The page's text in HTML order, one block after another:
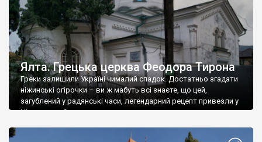
Ялта. Грецька церква Феодора Тирона
Греки залишили Україні чималий спадок. Достатньо згадати
ніжинські огірочки – ви ж мабуть всі знаєте, що цей,
загублений у радянські часи, легендарний рецепт привезли у
Ніжин греки?